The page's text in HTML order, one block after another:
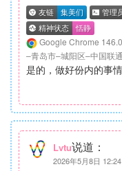
Google Chrome
–青岛市–城阳区–中国联
是的，做好份内的事
Lvtu说道：
2026年5月8日